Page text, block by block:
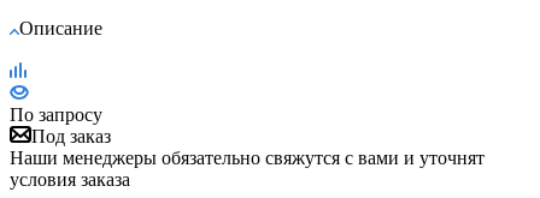
Описание
По запросу
Под заказ
Наши менеджеры обязательно свяжутся с вами и уточнят
условия заказа